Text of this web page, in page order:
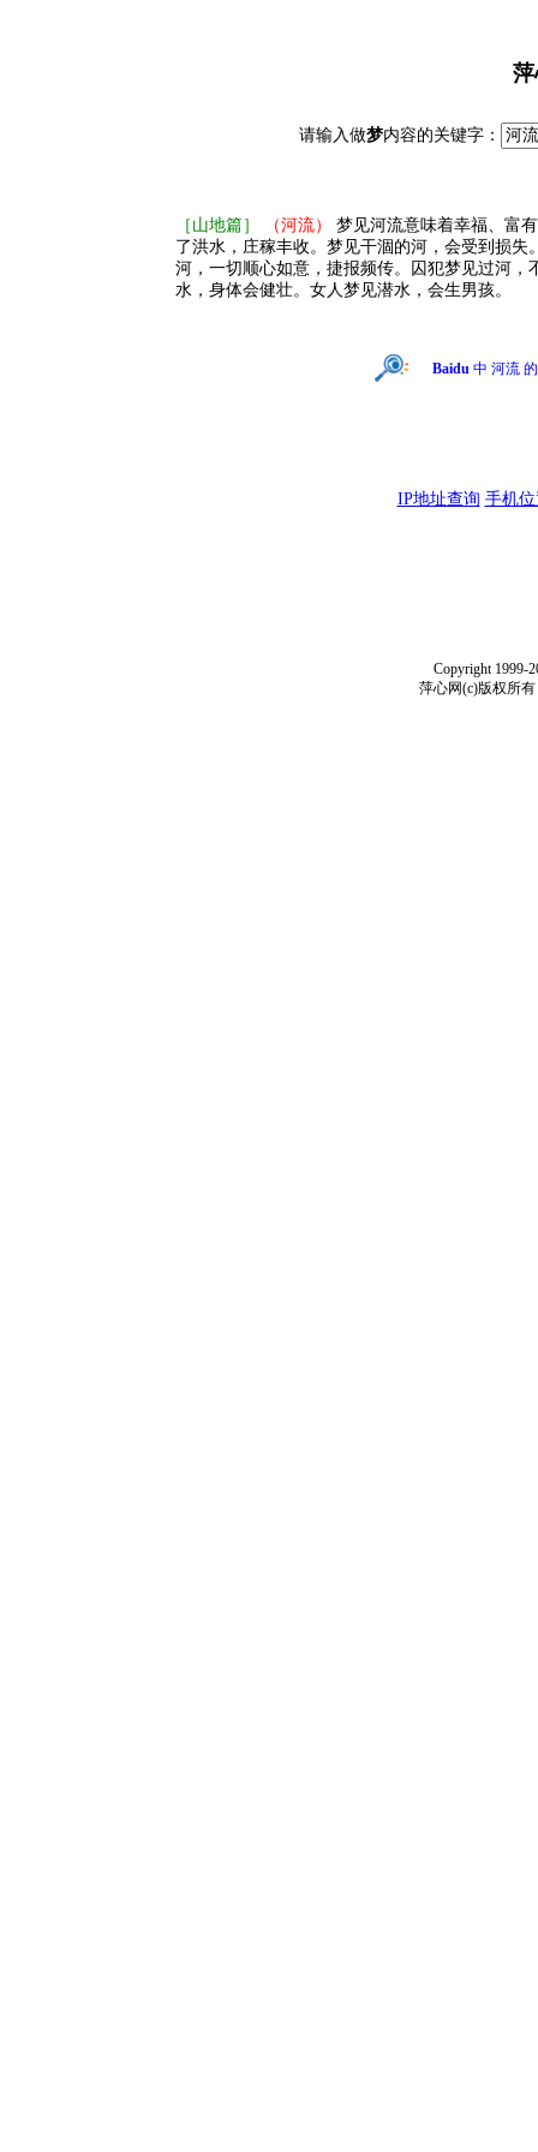
请输入做梦内容的关键字：
［山地篇］ （河流）
梦见河流意味着幸福、富
了洪水，庄稼丰收。梦见干涸的河，会受到损
河，一切顺心如意，捷报频传。囚犯梦见过河
水，身体会健壮。女人梦见潜水，会生男孩。
Baidu中 河流
IP地址查询 手机
Copyright 1999-
萍心网(c)版权所有